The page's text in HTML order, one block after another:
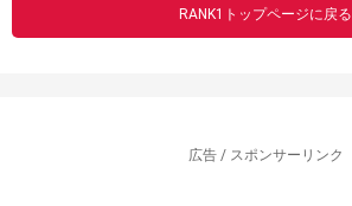
RANK1トップページに戻る
広告 / スポンサーリンク